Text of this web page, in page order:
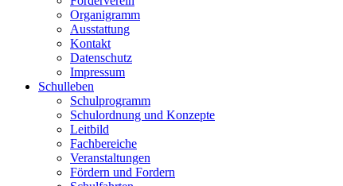
Organigramm
Ausstattung
Kontakt
Datenschutz
Impressum
Schulleben
Schulprogramm
Schulordnung und Konzepte
Leitbild
Fachbereiche
Veranstaltungen
Fördern und Fordern